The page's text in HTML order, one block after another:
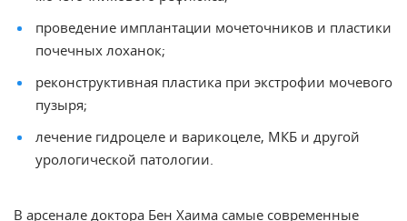
проведение имплантации мочеточников и пластики
почечных лоханок;
реконструктивная пластика при экстрофии мочевого
пузыря;
лечение гидроцеле и варикоцеле, МКБ и другой
урологической патологии.
В арсенале доктора Бен Хаима самые современные